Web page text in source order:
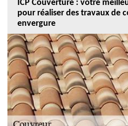
ICP Couverture : votre
pour réaliser des travaux de
envergure